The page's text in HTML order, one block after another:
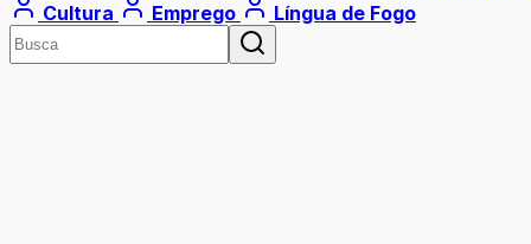
Cultura
Emprego Língua de Fogo